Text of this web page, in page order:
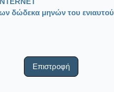
δώδεκα μηνών του ενιαυτού
Επιστροφή